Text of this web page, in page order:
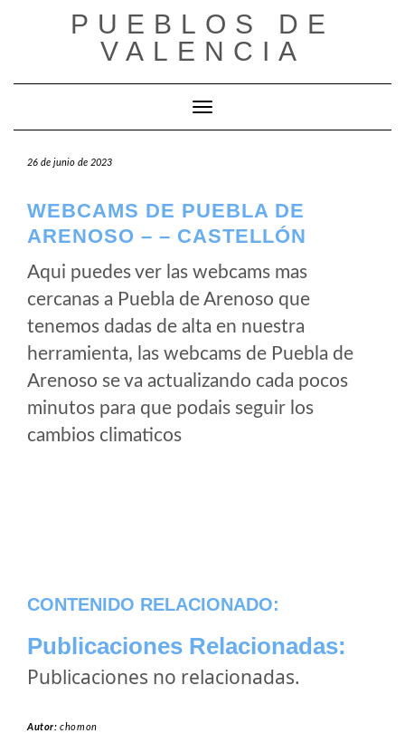
PUEBLOS DE
VALENCIA
Cambiar modo de navegación
26 de junio de 2023
WEBCAMS DE PUEBLA DE
ARENOSO – – CASTELLÓN
Aqui puedes ver las webcams mas
cercanas a Puebla de Arenoso que
tenemos dadas de alta en nuestra
herramienta, las webcams de Puebla de
Arenoso se va actualizando cada pocos
minutos para que podais seguir los
cambios climaticos
CONTENIDO RELACIONADO:
Publicaciones Relacionadas:
Publicaciones no relacionadas.
Autor:chomon